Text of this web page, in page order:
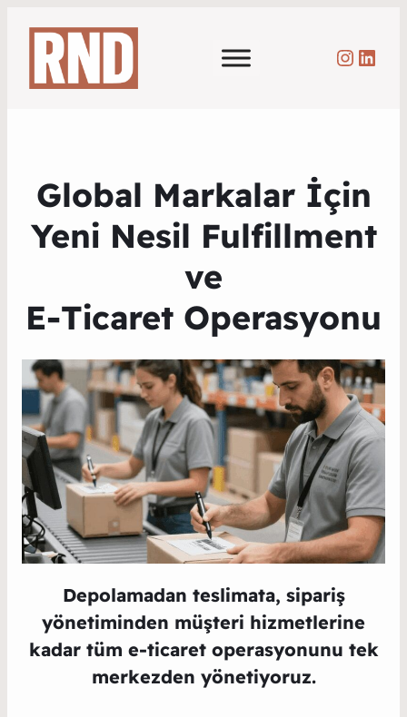
Global Markalar İçin
Yeni Nesil Fulfillment
ve
E-Ticaret Operasyonu
Depolamadan teslimata, sipariş
yönetiminden müşteri hizmetlerine
kadar tüm e-ticaret operasyonunu tek
merkezden yönetiyoruz.